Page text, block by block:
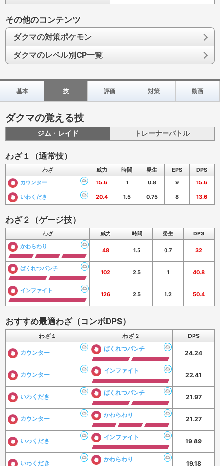
その他のコンテンツ
ダクマの対策ポケモン
ダクマのレベル別CP一覧
基本 技 評価 対策 動画
ダクマの覚える技
ジム・レイド トレーナーバトル
わざ１（通常技）
わざ 威力 時間 発生 EPS
DPS
カウンター
15.6 1 0.8 9 15.6
いわくだき 20.4 1.5 0.75 8 13.6
わざ２（ゲージ技）
わざ 威力 時間 発生
DPS
かわらわり
48 1.5 0.7 32
ばくれつパンチ
102 2.5 1 40.8
インファイト
126 2.5 1.2 50.4
おすすめ最適わざ（コンボDPS）
わざ１ わざ２ DPS
カウンター
ばくれつパンチ
24.24
カウンター
インファイト
22.41
いわくだき
ばくれつパンチ
21.97
カウンター
かわらわり
21.27
いわくだき
インファイト
19.89
いわくだき
かわらわり
19.18